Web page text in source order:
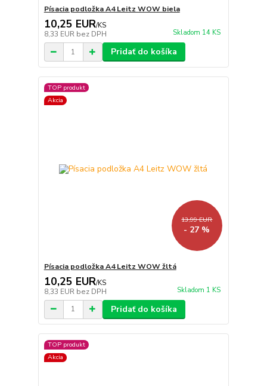
Písacia podložka A4 Leitz WOW biela
10,25 EUR/KS
8,33 EUR bez DPH Skladom 14 KS
Pridať do košíka
TOP produkt
Akcia
13,99 EUR
- 27 %
Písacia podložka A4 Leitz WOW žltá
10,25 EUR/KS
8,33 EUR bez DPH Skladom 1 KS
Pridať do košíka
TOP produkt
Akcia